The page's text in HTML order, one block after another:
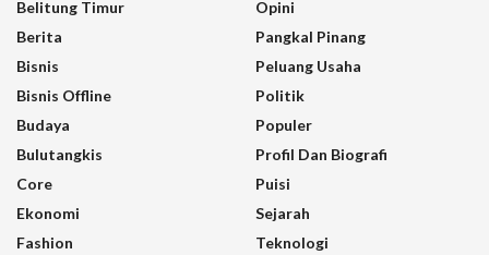
Belitung Timur
Berita
Bisnis
Bisnis Offline
Budaya
Bulutangkis
Core
Ekonomi
Fashion
Opini
Pangkal Pinang
Peluang Usaha
Politik
Populer
Profil Dan Biografi
Puisi
Sejarah
Teknologi